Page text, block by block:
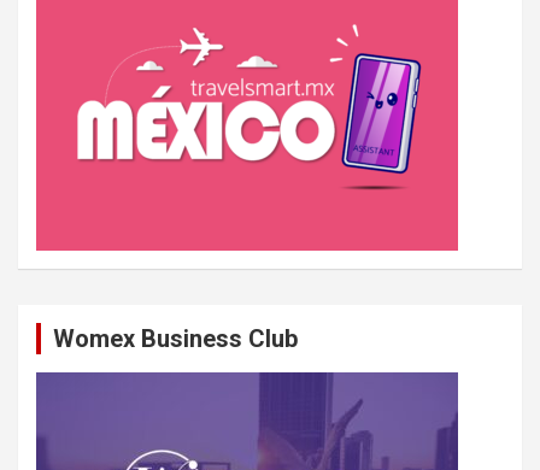
Womex Business Club